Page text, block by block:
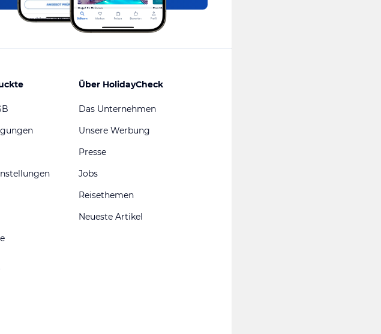
Über HolidayCheck
Das Unternehmen
Unsere Werbung
Presse
Jobs
Reisethemen
Neueste Artikel